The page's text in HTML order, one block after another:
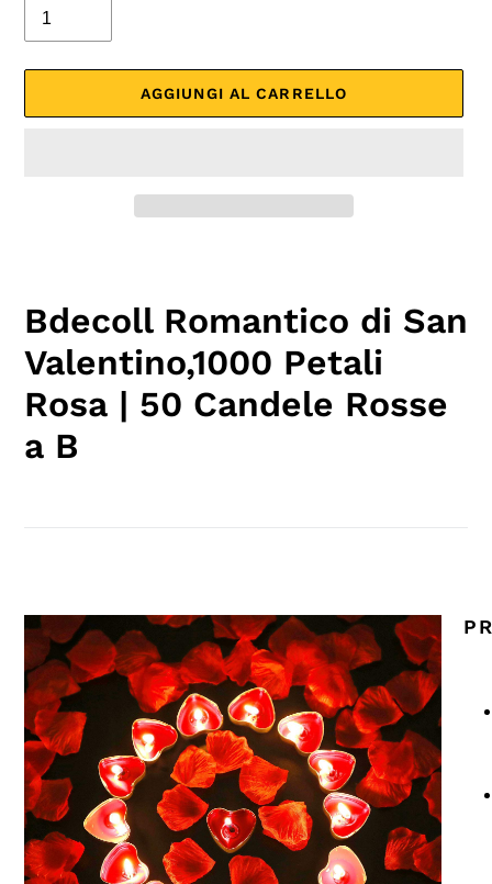
AGGIUNGI AL CARRELLO
nel
carrello
Bdecoll Romantico di San
Valentino,1000 Petali
Rosa | 50 Candele Rosse
a B